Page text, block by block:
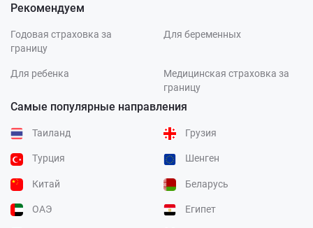
Рекомендуем
Годовая страховка за
границу
Для беременных
Для ребенка
Медицинская страховка за
границу
Самые популярные направления
Таиланд Грузия
Турция Шенген
Китай Беларусь
ОАЭ Египет